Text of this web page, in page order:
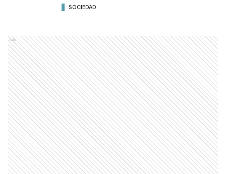
SOCIEDAD
Ads